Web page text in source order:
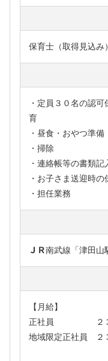
保育士（取得見込み）
・定員３０名の認
育
・昼食・おやつ準備
・掃除
・連絡帳等の書類記
・お子さま送迎時の
・担任業務
ＪＲ南武線「津田
【月給】
正社員 ２３９
地域限定正社員 ２